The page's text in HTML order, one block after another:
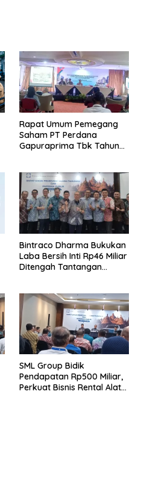
Rapat Umum Pemegang
Saham PT Perdana
Gapuraprima Tbk Tahun
Bintraco Dharma Bukukan
Laba Bersih Inti Rp46 Miliar
Ditengah Tantangan
SML Group Bidik
Pendapatan Rp500 Miliar,
Perkuat Bisnis Rental Alat